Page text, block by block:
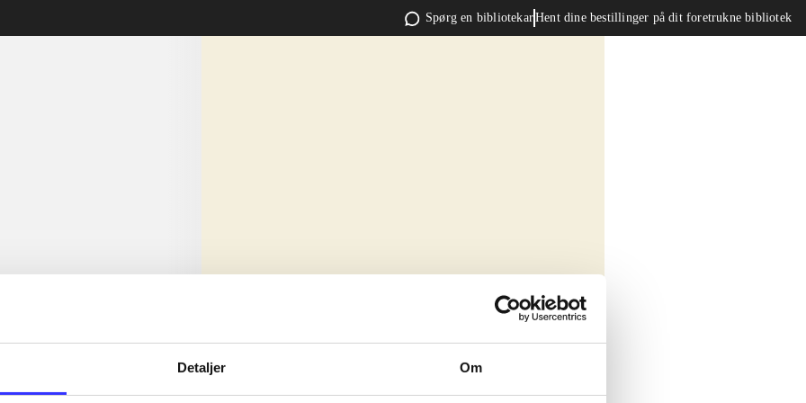
Detaljer Om
Spørg en bibliotekarHent dine bestillinger på dit foretrukne bibliotek
sit amet ...
sit amet ...